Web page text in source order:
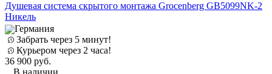
Душевая система скрытого монтажа Grocenberg GB5099NK-2
Никель
Германия
Забрать через 5 минут!
Курьером через 2 часа!
36 900 руб.